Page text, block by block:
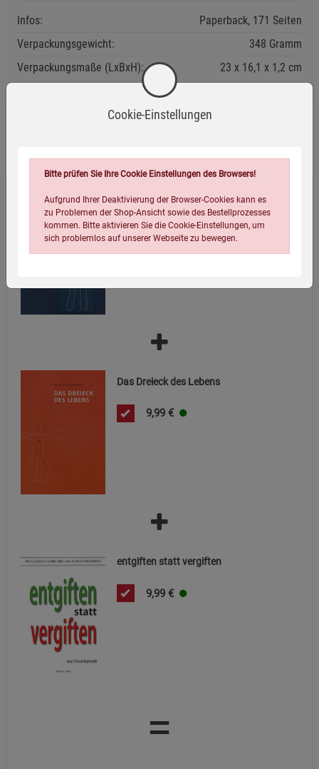
Infos:
Paperback, 171 Seiten
Verpackungsgewicht:
348 Gramm
Verpackungsmaße (LxBxH):
23 16,1 1,2 cm
Die 7 Revolutionen der Medizin
9,99 €
Das Dreieck des Lebens
9,99 €
entgiften statt vergiften
9,99 €
=
Cookie-Einstellungen
Bitte prüfen Sie Ihre Cookie Einstellungen des Browsers!
Aufgrund Ihrer Deaktivierung der Browser-Cookies kann es
zu Problemen der Shop-Ansicht sowie des Bestellprozesses
kommen. Bitte aktivieren Sie die Cookie-Einstellungen, um
sich problemlos auf unserer Webseite zu bewegen.
Zurück Einstellungen speichern für die Gruppe
Einwilligung nicht erteilen
Cookie-Informationen
Beschreibung Funktionale Cookies
Statistik Cookies (2)
Beschreibung Statistik Cookies
Beschreibung Marketing Cookies